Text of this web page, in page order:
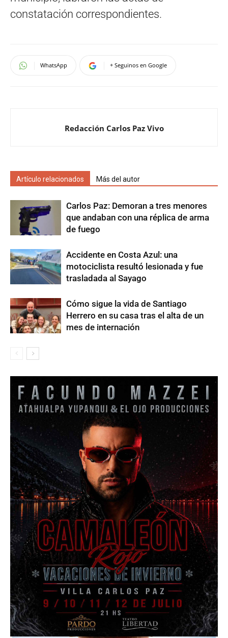
constatación correspondientes.
WhatsApp + Seguinos en Google
Redacción Carlos Paz Vivo
Artículo relacionados Más del autor
Carlos Paz: Demoran a tres menores
que andaban con una réplica de arma
de fuego
Accidente en Costa Azul: una
motociclista resultó lesionada y fue
trasladada al Sayago
Cómo sigue la vida de Santiago
Herrero en su casa tras el alta de un
mes de internación